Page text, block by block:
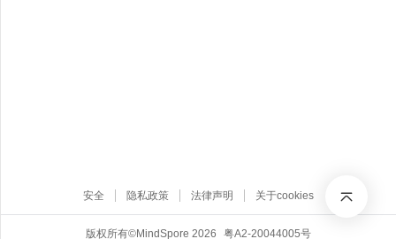
版权所有©MindSpore 2026 粤A2-20044005号
安全 隐私政策 法律声明 关于cookies